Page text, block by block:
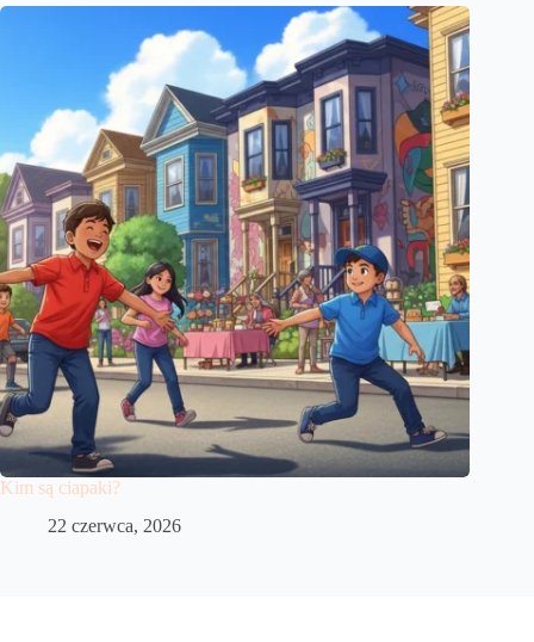
Kim są ciapaki?
22 czerwca, 2026